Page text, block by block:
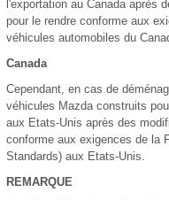
l'exportation au Canada après
pour le rendre conforme aux
véhicules automobiles du
Canada
Cependant, en cas de
véhicules Mazda construits
aux Etats-Unis après des
conforme aux exigences de la
Standards) aux Etats-Unis.
REMARQUE